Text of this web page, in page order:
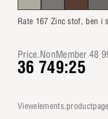
Rate 167 Zinc stof, ben i
Price.NonMember 48
36 749:25